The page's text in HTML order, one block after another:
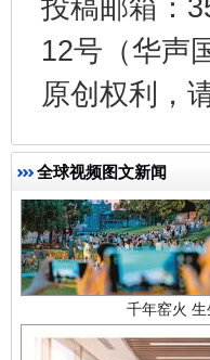
投稿邮箱：
12号（华声
原创权利，
全球视频图文新闻千年窑火 生